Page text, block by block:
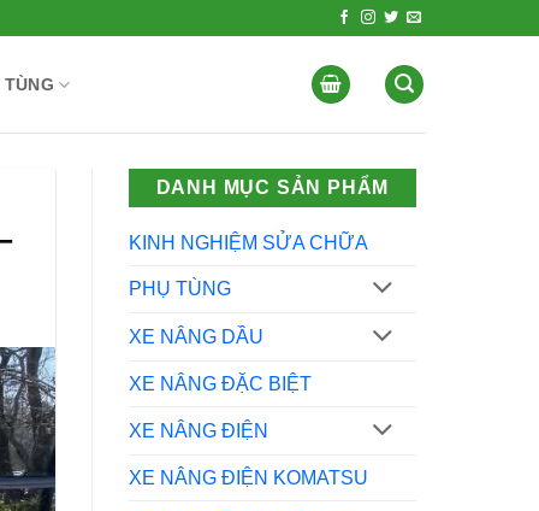
TÙNG
DANH MỤC SẢN PHẨM
KINH NGHIỆM SỬA CHỮA
PHỤ TÙNG
XE NÂNG DẦU
XE NÂNG ĐẶC BIỆT
XE NÂNG ĐIỆN
XE NÂNG ĐIỆN KOMATSU